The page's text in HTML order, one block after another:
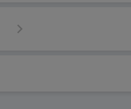
Następna strona